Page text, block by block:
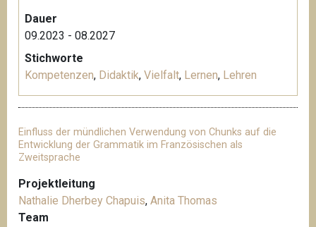
Dauer
09.2023 - 08.2027
Stichworte
Kompetenzen, Didaktik, Vielfalt, Lernen, Lehren
Einfluss der mündlichen Verwendung von Chunks auf die
Entwicklung der Grammatik im Französischen als
Zweitsprache
Projektleitung
Nathalie Dherbey Chapuis, Anita Thomas
Team